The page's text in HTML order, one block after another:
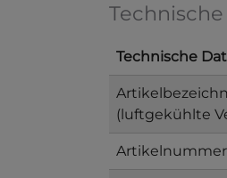
Technische
(luftgekühlte
Artikelnummer